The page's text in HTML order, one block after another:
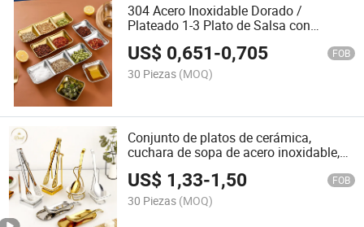
304 Acero Inoxidable Dorado /
Plateado 1-3 Plato de Salsa con
Compartimentos
US$ 0,651-0,705 FOB
30 Piezas (MOQ)
Conjunto de platos de cerámica,
cuchara de sopa de acero inoxidable,
cuchara de servicio dorada y soporte
para bandeja de buffet
US$ 1,33-1,50 FOB
30 Piezas (MOQ)